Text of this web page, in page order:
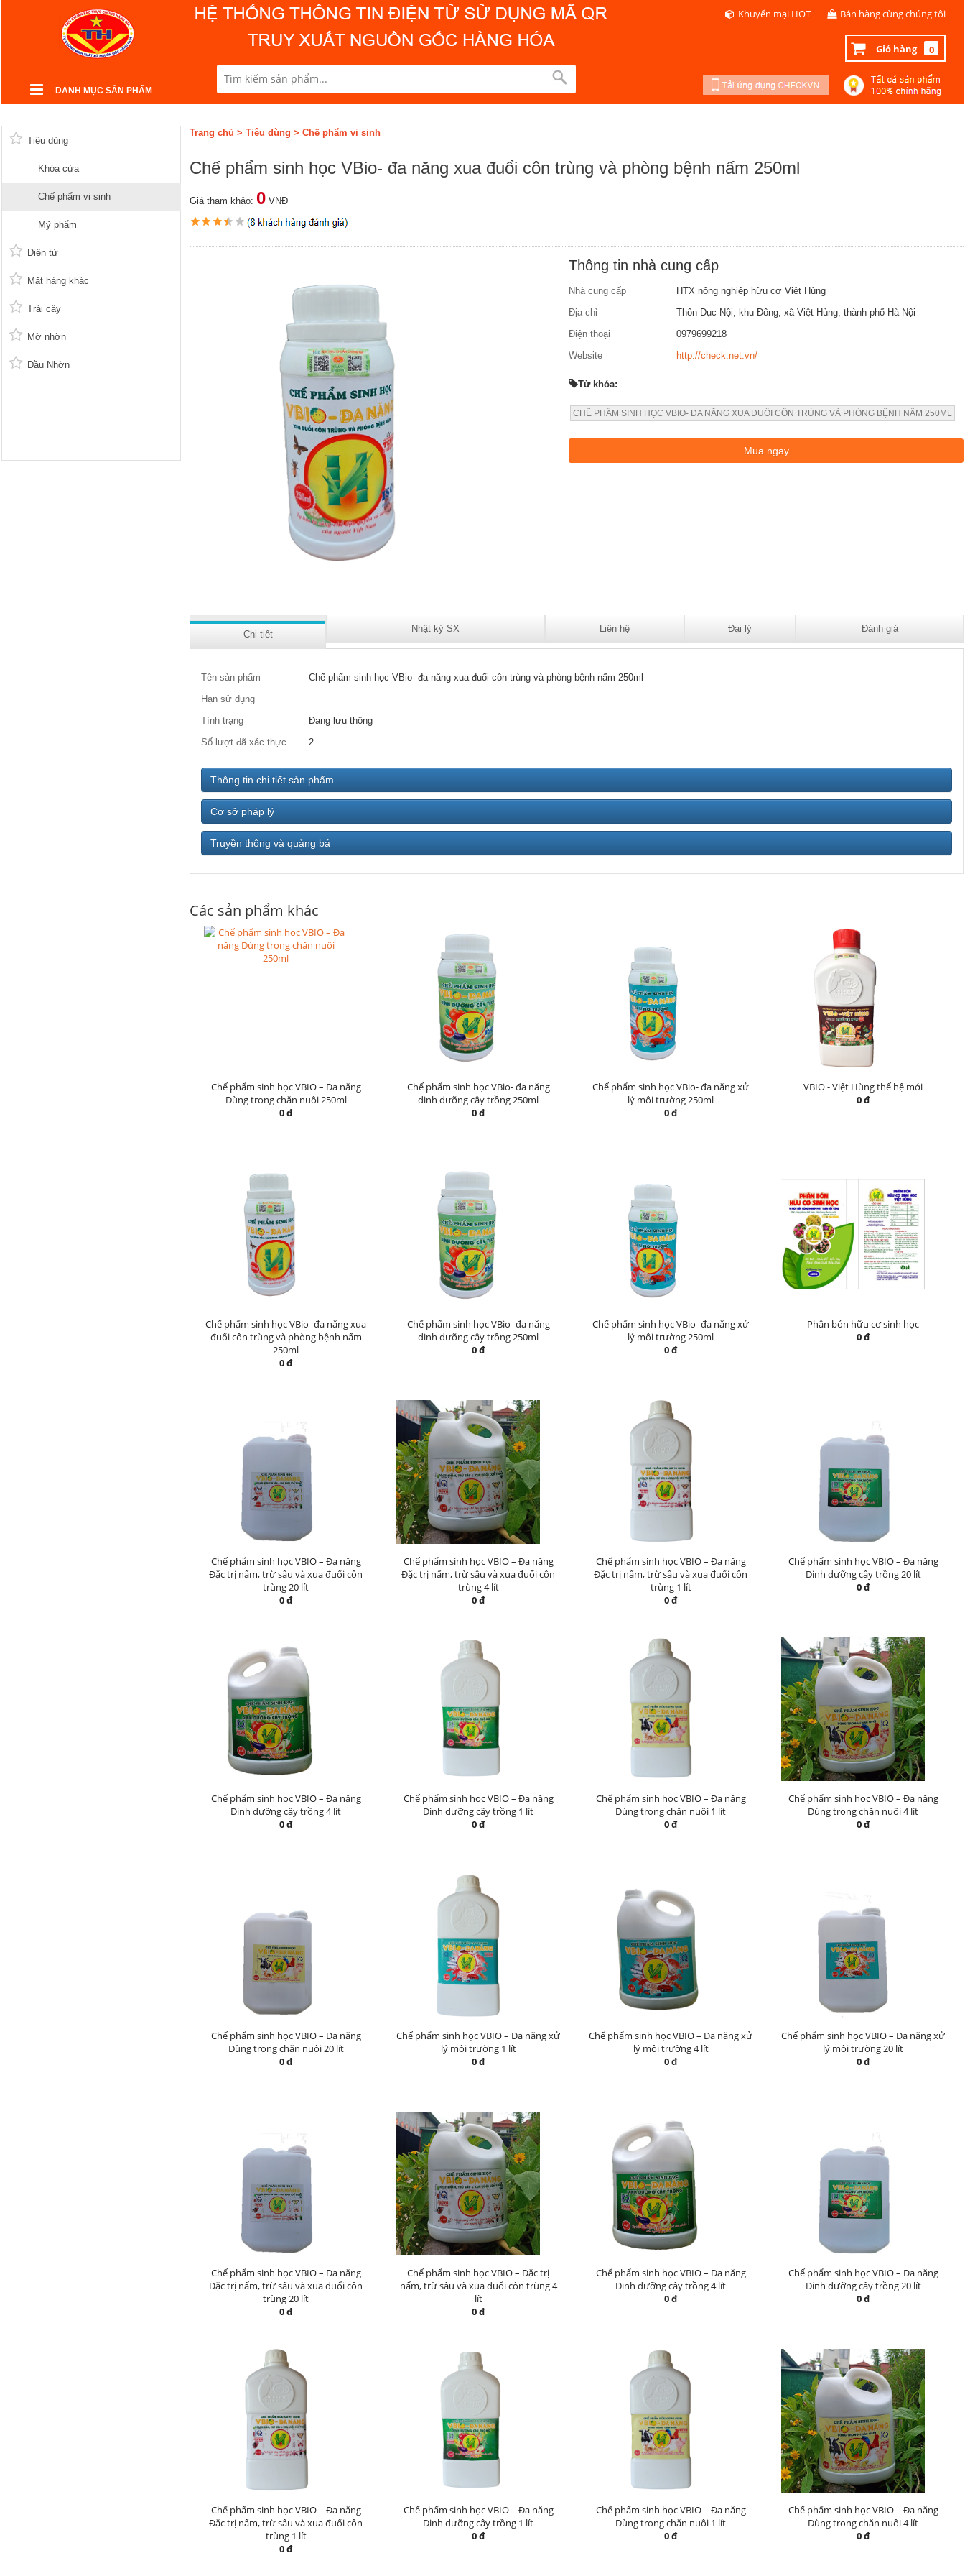
DANH MỤC SẢN PHẨM
Khuyến mại HOT Bán hàng cùng chúng tôi
Giỏ hàng 0
Tiêu dùng
Khóa cửa
Chế phẩm vi sinh
Mỹ phẩm
Điện tử
Mặt hàng khác
Trái cây
Mỡ nhờn
Dầu Nhờn
Trang chủ > Tiêu dùng > Chế phẩm vi sinh
Chế phẩm sinh học VBio- đa năng xua đuổi côn trùng và phòng bệnh nấm 250ml
Giá tham khảo: 0 VNĐ
Thông tin nhà cung cấp
Nhà cung cấp
HTX nông nghiệp hữu cơ Việt Hùng
Địa chỉ
Thôn Dục Nội, khu Đông, xã Việt Hùng, thành phố Hà Nội
Điện thoại
0979699218
Website
http://check.net.vn/
Từ khóa:
CHẾ PHẨM SINH HỌC VBIO- ĐA NĂNG XUA ĐUỔI CÔN TRÙNG VÀ PHÒNG BỆNH NẤM 250ML
Chi tiết
Nhật ký SX Liên hệ Đại lý Đánh giá
Tên sản phẩm
Chế phẩm sinh học VBio- đa năng xua đuổi côn trùng và phòng bệnh nấm 250ml
Hạn sử dụng
Tình trạng
Đang lưu thông
Số lượt đã xác thực
2
Thông tin chi tiết sản phẩm
Cơ sở pháp lý
Truyền thông và quảng bá
Các sản phẩm khác
Chế phẩm sinh học VBIO – Đa năng
Dùng trong chăn nuôi 250ml
0 đ
Chế phẩm sinh học VBio- đa năng
dinh dưỡng cây trồng 250ml
0 đ
Chế phẩm sinh học VBio- đa năng xử
lý môi trường 250ml
0 đ
VBIO - Việt Hùng thế hệ mới
0 đ
Chế phẩm sinh học VBio- đa năng xua
đuổi côn trùng và phòng bệnh nấm
250ml
0 đ
Chế phẩm sinh học VBio- đa năng
dinh dưỡng cây trồng 250ml
0 đ
Chế phẩm sinh học VBio- đa năng xử
lý môi trường 250ml
0 đ
Phân bón hữu cơ sinh học
0 đ
Chế phẩm sinh học VBIO – Đa năng
Đặc trị nấm, trừ sâu và xua đuổi côn
trùng 20 lít
0 đ
Chế phẩm sinh học VBIO – Đa năng
Đặc trị nấm, trừ sâu và xua đuổi côn
trùng 4 lít
0 đ
Chế phẩm sinh học VBIO – Đa năng
Đặc trị nấm, trừ sâu và xua đuổi côn
trùng 1 lít
0 đ
Chế phẩm sinh học VBIO – Đa năng
Dinh dưỡng cây trồng 20 lít
0 đ
Chế phẩm sinh học VBIO – Đa năng
Dinh dưỡng cây trồng 4 lít
0 đ
Chế phẩm sinh học VBIO – Đa năng
Dinh dưỡng cây trồng 1 lít
0 đ
Chế phẩm sinh học VBIO – Đa năng
Dùng trong chăn nuôi 1 lít
0 đ
Chế phẩm sinh học VBIO – Đa năng
Dùng trong chăn nuôi 4 lít
0 đ
Chế phẩm sinh học VBIO – Đa năng
Dùng trong chăn nuôi 20 lít
0 đ
Chế phẩm sinh học VBIO – Đa năng xử
lý môi trường 1 lít
0 đ
Chế phẩm sinh học VBIO – Đa năng xử
lý môi trường 4 lít
0 đ
Chế phẩm sinh học VBIO – Đa năng xử
lý môi trường 20 lít
0 đ
Chế phẩm sinh học VBIO – Đa năng
Đặc trị nấm, trừ sâu và xua đuổi côn
trùng 20 lít
0 đ
Chế phẩm sinh học VBIO – Đặc trị
nấm, trừ sâu và xua đuổi côn trùng 4
lít
0 đ
Chế phẩm sinh học VBIO – Đa năng
Dinh dưỡng cây trồng 4 lít
0 đ
Chế phẩm sinh học VBIO – Đa năng
Dinh dưỡng cây trồng 20 lít
0 đ
Chế phẩm sinh học VBIO – Đa năng
Đặc trị nấm, trừ sâu và xua đuổi côn
trùng 1 lít
0 đ
Chế phẩm sinh học VBIO – Đa năng
Dinh dưỡng cây trồng 1 lít
0 đ
Chế phẩm sinh học VBIO – Đa năng
Dùng trong chăn nuôi 1 lít
0 đ
Chế phẩm sinh học VBIO – Đa năng
Dùng trong chăn nuôi 4 lít
0 đ